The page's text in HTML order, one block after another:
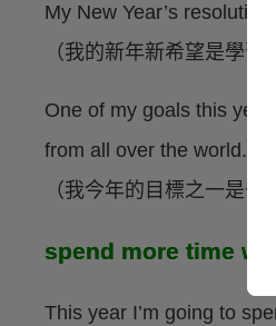
My New Year’s
（我的新年新希望是學習
One of my goals this
from all over the world.
（我今年的目標之一是
spend more time
This year I’m going to